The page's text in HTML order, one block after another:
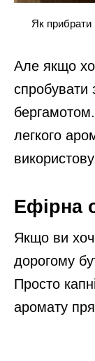
Як прибрати
Але якщо
спробувати
легкого
Ефірна
Якщо ви
дорогому
Просто
аромату